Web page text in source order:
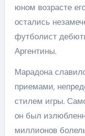
юном возрасте
остались
футболист
Аргентины.
Марадона
приемами,
стилем игры.
он был
миллионов